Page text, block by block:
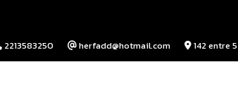
2213583250 herfadd@hotmail.com 142 entre